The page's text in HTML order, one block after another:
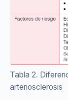
Tabla 2.
arteriosclerosis